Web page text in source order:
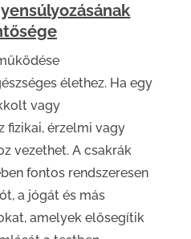
élethez. Ha egy
vagy
fizikai, érzelmi vagy
vezethet. A csakrák
fontos rendszeresen
a jógát és más
amelyek elősegítik